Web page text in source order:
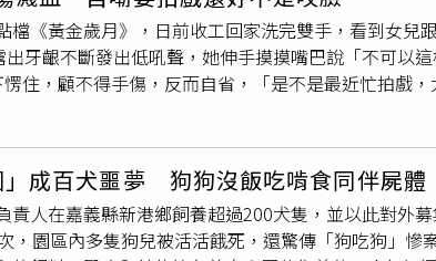
所在位置我們也進行消毒了」，據悉男子的情況並
指出，該男子已被民警送往精神病醫院，「是有點精
檔《黃金歲月》，日前收工回家洗完雙手，看到女兒
牙齦不斷發出低吼聲，她伸手摸摸嘴巴說「不可以
住，顧不得手傷，反而自省，「是不是最近忙拍戲
樺表示因爲疫情關係，就先不用去醫院看診、佔用醫
續觀察傷口。王彩樺自嘲傷口見紅，希望主演的《黃
，同劇演員洪都拉斯搞笑幫她緩和心裡緊張。（圖／
秀。(圖／民視提供）她說自己是第一次被狗狗咬傷
都拉斯還搞笑幫王彩樺收驚，緩和她驚嚇的情緒，逗
指被咬傷你一定很痛，而毛小孩一定也嚇俗啦，你們
」成百犬噩夢 狗狗沒飯吃啃食同伴屍體
責人在嘉義縣新港鄉飼養超過200犬隻，並以此對外
，園區內多隻狗兒被活活餓死，還驚傳「狗吃狗」慘